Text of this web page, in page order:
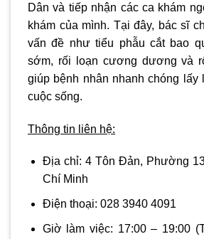
Dân và tiếp nhận các ca khám
khám của mình. Tại đây, bác sĩ
vấn đề như tiểu phẫu cắt bao
sớm, rối loạn cương dương và
giúp bệnh nhân nhanh chóng lấy
cuộc sống.
Thông tin liên hệ:
Địa chỉ: 4 Tôn Đản, Phường
Chí Minh
Điện thoại: 028 3940 4091
Giờ làm việc: 17:00 – 19:00